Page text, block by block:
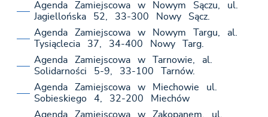
Agenda Zamiejscowa w Nowym Sączu, ul.
Jagiellońska 52, 33-300 Nowy Sącz.
Agenda Zamiejscowa w Nowym Targu, al.
Tysiąclecia 37, 34-400 Nowy Targ.
Agenda Zamiejscowa w Tarnowie, al.
Solidarności 5-9, 33-100 Tarnów.
Agenda Zamiejscowa w Miechowie ul.
Sobieskiego 4, 32-200 Miechów
Agenda Zamiejscowa w Zakopanem, ul.